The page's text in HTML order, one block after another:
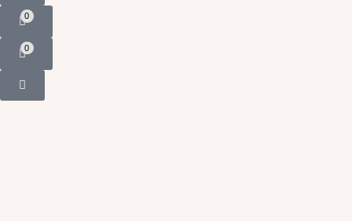
0
0